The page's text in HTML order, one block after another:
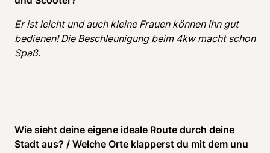
Er ist leicht und auch kleine Frauen können ihn gut
bedienen! Die Beschleunigung beim 4kw macht schon
Spaß.
Wie sieht deine eigene ideale Route durch deine
Stadt aus? / Welche Orte klapperst du mit dem unu